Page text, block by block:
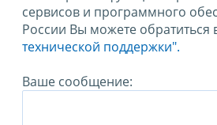
сервисов и программного
России Вы можете обратиться
технической поддержки".
Ваше сообщение: